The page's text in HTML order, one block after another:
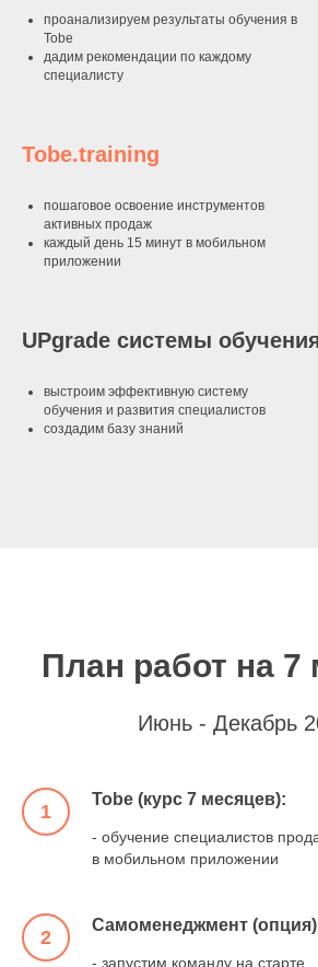
проанализируем результаты обучения в
Tobe
дадим рекомендации по каждому
специалисту
Tobe.training
пошаговое освоение инструментов
активных продаж
каждый день 15 минут в мобильном
приложении
UPgrade системы
выстроим эффективную систему
обучения и развития специалистов
создадим базу знаний
План работ на 7
Июнь - Декабрь
1
Tobe (курс 7 месяцев):
- обучение специалистов
в мобильном приложении
2
Самоменеджмент
- запустим команду на старте